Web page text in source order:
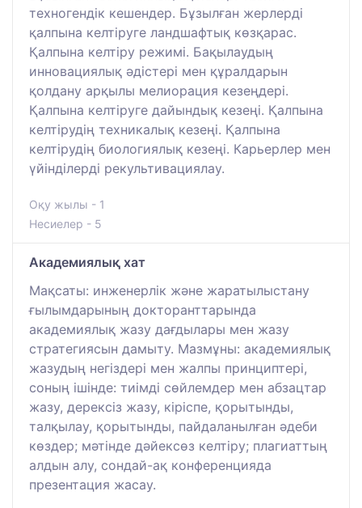
техногендік кешендер. Бұзылған жерлерді
қалпына келтіруге ландшафтық көзқарас.
Қалпына келтіру режимі. Бақылаудың
инновациялық әдістері мен құралдарын
қолдану арқылы мелиорация кезеңдері.
Қалпына келтіруге дайындық кезеңі. Қалпына
келтірудің техникалық кезеңі. Қалпына
келтірудің биологиялық кезеңі. Карьерлер мен
үйінділерді рекультивациялау.
Оқу жылы - 1
Несиелер - 5
Академиялық хат
Мақсаты: инженерлік және жаратылыстану
ғылымдарының докторанттарында
академиялық жазу дағдылары мен жазу
стратегиясын дамыту. Мазмұны: академиялық
жазудың негіздері мен жалпы принциптері,
соның ішінде: тиімді сөйлемдер мен абзацтар
жазу, дерексіз жазу, кіріспе, қорытынды,
талқылау, қорытынды, пайдаланылған әдеби
көздер; мәтінде дәйексөз келтіру; плагиаттың
алдын алу, сондай-ақ конференцияда
презентация жасау.